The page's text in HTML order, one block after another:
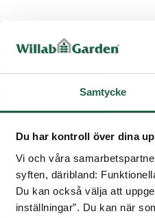
Samtycke
Du har kontroll över dina
Vi och våra
syften, däribland:
Du kan också välja att
inställningar”. Du kan när
mer på ditt uterum
och bevarar
det P-märkt, vilket
Priserna avser
kund?
starkaste takmed
för att få